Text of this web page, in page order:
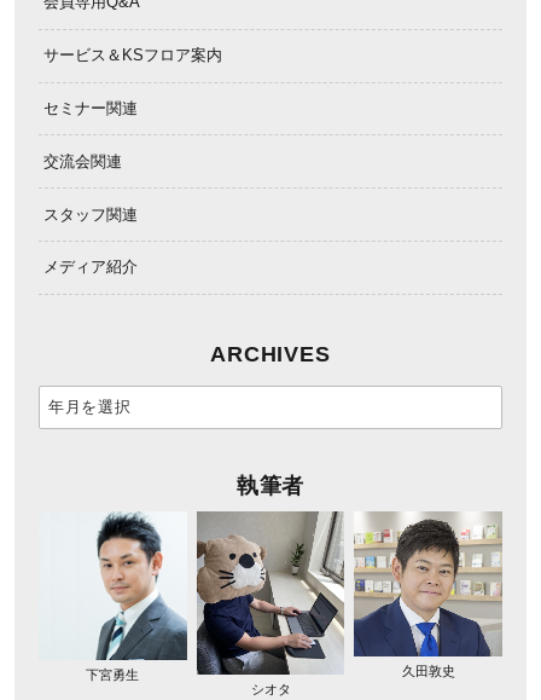
サービス＆KSフロア案内
セミナー関連
交流会関連
スタッフ関連
メディア紹介
ARCHIVES
執筆者
下宮勇生
シオタ
久田敦史